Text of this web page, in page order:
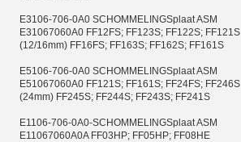
E3106-706-0A0 SCHOMMELINGSplaat ASM
E31067060A0 FF12FS; FF123S; FF122S; FF121S
(12/16mm) FF16FS; FF163S; FF162S; FF161S
E5106-706-0A0 SCHOMMELINGSplaat ASM
E51067060A0 FF121S; FF161S; FF24FS; FF246S
(24mm) FF245S; FF244S; FF243S; FF241S
E1106-706-0A0-SCHOMMELINGSplaat ASM
E11067060A0A FF03HP; FF05HP; FF08HE